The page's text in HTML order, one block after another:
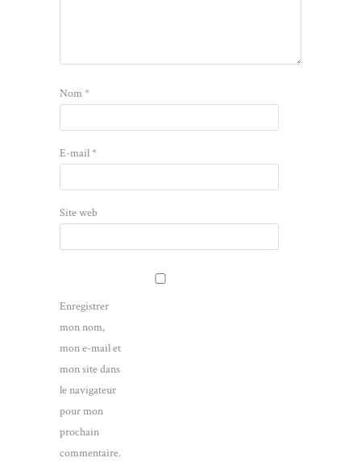
Nom*
E-mail*
Site web
Enregistrer
mon nom,
mon e-mail et
mon site dans
le navigateur
pour mon
prochain
commentaire.